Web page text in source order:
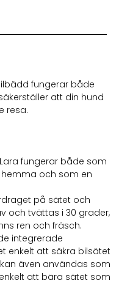
fungerar både
att din hund
resa.
fungerar både som
och som en
på sätet och
och tvättas i 30 grader,
ren och fräsch.
integrerade
enkelt att säkra bilsätet
även användas som
att bära sätet som